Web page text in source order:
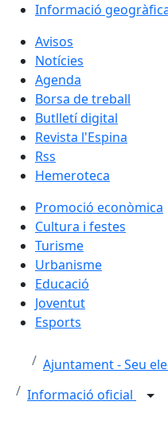
Informació
Avisos
Notícies
Agenda
Borsa de treball
Butlletí digital
Revista l'Espina
Rss
Hemeroteca
Promoció econòmica
Cultura i festes
Turisme
Urbanisme
Educació
Joventut
Esports
Ajuntament - Seu
Informació oficial